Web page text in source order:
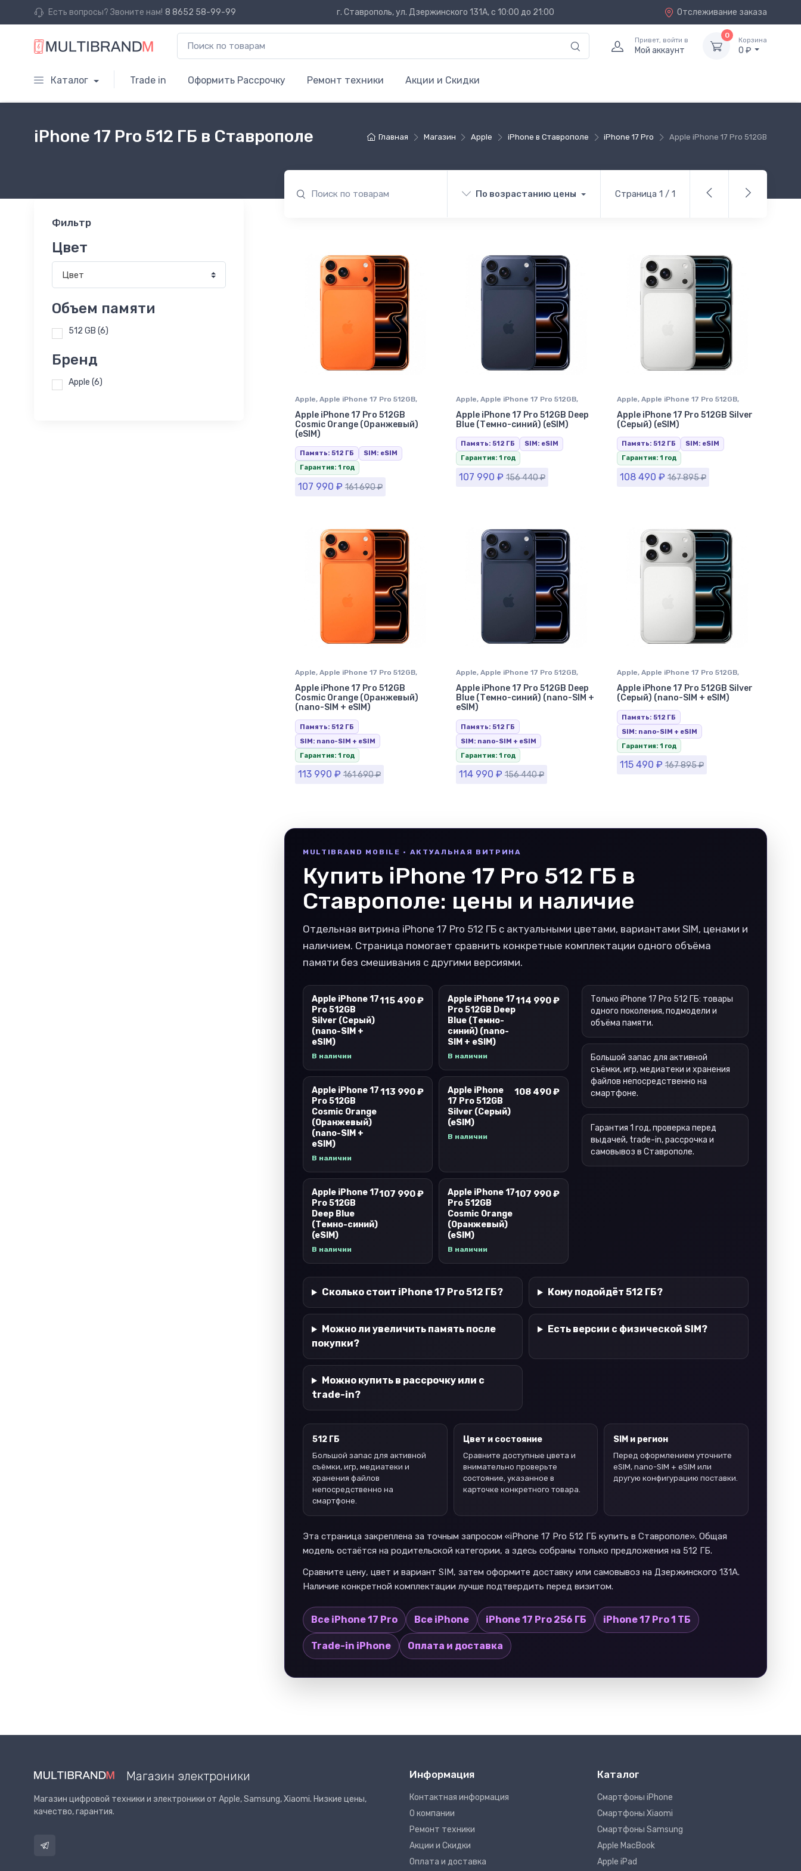
Есть вопросы? Звоните нам! 8 8652 58-99-99 г. Ставрополь, ул. Дзержинского 131А, с 10:00 до 21:00 Отслеживание заказа
Привет, войти в
Мой аккаунт
0
Корзина
0 ₽
Каталог Trade in Оформить Рассрочку Ремонт техники Акции и Скидки
Главная Магазин Apple iPhone в Ставрополе iPhone 17 Pro Apple iPhone 17 Pro 512GB
iPhone 17 Pro 512 ГБ в Ставрополе
По возрастанию цены Страница 1 / 1
Apple, Apple iPhone 17 Pro 512GB,
iPhone 17 Pro
iPhone в Ставрополе
Apple iPhone 17 Pro 512GB
Cosmic Orange (Оранжевый)
(eSIM)
Память: 512 ГБ
SIM: eSIM
Гарантия: 1 год
107 990 ₽ 161 690₽
Apple, Apple iPhone 17 Pro 512GB,
iPhone 17 Pro
iPhone в Ставрополе
Apple iPhone 17 Pro 512GB Deep
Blue (Темно-синий) (eSIM)
Память: 512 ГБ
SIM: eSIM
Гарантия: 1 год
107 990 ₽ 156 440₽
Apple, Apple iPhone 17 Pro 512GB,
iPhone 17 Pro
iPhone в Ставрополе
Apple iPhone 17 Pro 512GB Silver
(Серый) (eSIM)
Память: 512 ГБ
SIM: eSIM
Гарантия: 1 год
108 490 ₽ 167 895₽
Apple, Apple iPhone 17 Pro 512GB,
iPhone 17 Pro
iPhone в Ставрополе
Apple iPhone 17 Pro 512GB
Cosmic Orange (Оранжевый)
(nano-SIM + eSIM)
Память: 512 ГБ
SIM: nano-SIM + eSIM
Гарантия: 1 год
113 990 ₽ 161 690₽
Apple, Apple iPhone 17 Pro 512GB,
iPhone 17 Pro
iPhone в Ставрополе
Apple iPhone 17 Pro 512GB Deep
Blue (Темно-синий) (nano-SIM +
eSIM)
Память: 512 ГБ
SIM: nano-SIM + eSIM
Гарантия: 1 год
114 990 ₽ 156 440₽
Apple, Apple iPhone 17 Pro 512GB,
iPhone 17 Pro
iPhone в Ставрополе
Apple iPhone 17 Pro 512GB Silver
(Серый) (nano-SIM + eSIM)
Память: 512 ГБ
SIM: nano-SIM + eSIM
Гарантия: 1 год
115 490 ₽ 167 895₽
MULTIBRAND MOBILE · АКТУАЛЬНАЯ ВИТРИНА
Купить iPhone 17 Pro 512 ГБ в
Ставрополе: цены и наличие
Отдельная витрина iPhone 17 Pro 512 ГБ с актуальными цветами, вариантами SIM, ценами и
наличием. Страница помогает сравнить конкретные комплектации одного объёма
памяти без смешивания с другими версиями.
Apple iPhone 17
Pro 512GB
Silver (Серый)
(nano-SIM +
eSIM)
В наличии
115 490 ₽
Apple iPhone 17
Pro 512GB Deep
Blue (Темно-
синий) (nano-
SIM + eSIM)
В наличии
114 990 ₽
Apple iPhone 17
Pro 512GB
Cosmic Orange
(Оранжевый)
(nano-SIM +
eSIM)
В наличии
113 990 ₽
Apple iPhone
17 Pro 512GB
Silver (Серый)
(eSIM)
В наличии
108 490 ₽
Apple iPhone 17
Pro 512GB
Deep Blue
(Темно-синий)
(eSIM)
В наличии
107 990 ₽
Apple iPhone 17
Pro 512GB
Cosmic Orange
(Оранжевый)
(eSIM)
В наличии
107 990 ₽
Только iPhone 17 Pro 512 ГБ: товары
одного поколения, подмодели и
объёма памяти.
Большой запас для активной
съёмки, игр, медиатеки и хранения
файлов непосредственно на
смартфоне.
Гарантия 1 год, проверка перед
выдачей, trade-in, рассрочка и
самовывоз в Ставрополе.
Сколько стоит iPhone 17 Pro 512 ГБ? Кому подойдёт 512 ГБ?
Можно ли увеличить память после
покупки?
Есть версии с физической SIM?
Можно купить в рассрочку или с
trade-in?
512 ГБ
Большой запас для активной
съёмки, игр, медиатеки и
хранения файлов
непосредственно на
смартфоне.
Цвет и состояние
Сравните доступные цвета и
внимательно проверьте
состояние, указанное в
карточке конкретного товара.
SIM и регион
Перед оформлением уточните
eSIM, nano-SIM + eSIM или
другую конфигурацию поставки.
Эта страница закреплена за точным запросом «iPhone 17 Pro 512 ГБ купить в Ставрополе». Общая
модель остаётся на родительской категории, а здесь собраны только предложения на 512 ГБ.
Сравните цену, цвет и вариант SIM, затем оформите доставку или самовывоз на Дзержинского 131А.
Наличие конкретной комплектации лучше подтвердить перед визитом.
Все iPhone 17 Pro Все iPhone iPhone 17 Pro 256 ГБ iPhone 17 Pro 1 ТБ
Trade-in iPhone Оплата и доставка
Фильтр
Цвет
Цвет
Объем памяти
512 GB (6)
Бренд
Apple (6)
Магазин электроники
Магазин цифровой техники и электроники от Apple, Samsung, Xiaomi. Низкие цены,
качество, гарантия.
Информация
Контактная информация
О компании
Ремонт техники
Акции и Скидки
Оплата и доставка
Каталог
Смартфоны iPhone
Смартфоны Xiaomi
Смартфоны Samsung
Apple MacBook
Apple iPad